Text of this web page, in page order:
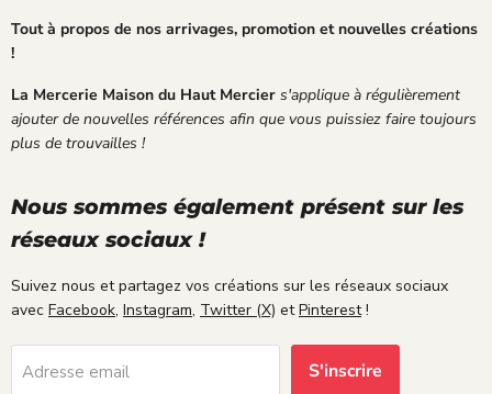
t
;
é
e
u
x
.
Je
ple
ine
isf
ait
Tout à propos de nos arrivages, promotion et nouvelles créations
!
La Mercerie Maison du Haut Mercier s'applique à régulièrement
ajouter de nouvelles références afin que vous puissiez faire toujours
plus de trouvailles !
Nous sommes également présent sur les
réseaux sociaux !
Suivez nous et partagez vos créations sur les réseaux sociaux
avec Facebook, Instagram, Twitter (X) etPinterest!
Adresse email S'inscrire